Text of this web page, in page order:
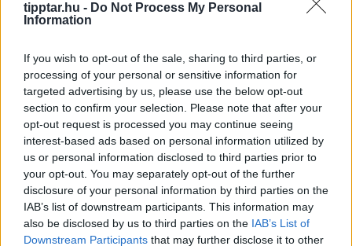
tipptar.hu - Do Not Process My Personal
Information
If you wish to opt-out of the sale, sharing to third parties, or
processing of your personal or sensitive information for
targeted advertising by us, please use the below opt-out
section to confirm your selection. Please note that after your
opt-out request is processed you may continue seeing
interest-based ads based on personal information utilized by
us or personal information disclosed to third parties prior to
your opt-out. You may separately opt-out of the further
disclosure of your personal information by third parties on the
IAB’s list of downstream participants. This information may
also be disclosed by us to third parties on the IAB’s List of
Downstream Participants that may further disclose it to other
A férfi szerepe a várandósság alatt
2023-06-25 21:26 | Nézettség: 909
A szülővé válás férfi és nő számára egyaránt új helyzet,
új feladatokkal és új problémákkal. A változás külön-
külön is gondot okozhat, és a partnerek kapcsolatára is
hatással van. Nem szabad elfelejteni, hogy ezek a
feladatok közösek és a 9 hónap alatt a pár családdá
kell, hogy kovácsolódjon, amiben mindkét félnek van
szerepe.
Tovább olvasom »